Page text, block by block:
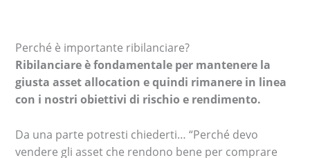
Perché è importante ribilanciare?
Ribilanciare è fondamentale per mantenere la
giusta asset allocation e quindi rimanere in linea
con i nostri obiettivi di rischio e rendimento.
Da una parte potresti chiederti… “Perché devo
vendere gli asset che rendono bene per comprare